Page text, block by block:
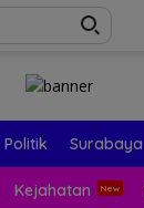
Politik Surabaya
Kejahatan